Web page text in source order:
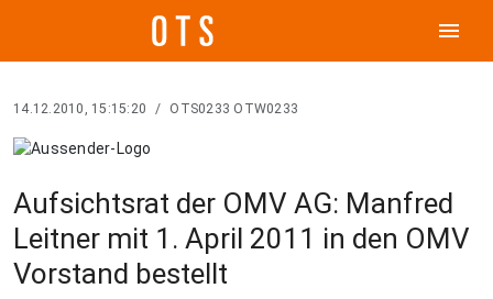
menu
14.12.2010, 15:15:20 / OTS0233 OTW0233
Aufsichtsrat der OMV AG: Manfred
Leitner mit 1. April 2011 in den OMV
Vorstand bestellt